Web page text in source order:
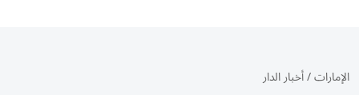
الإمارات/أخبار الدار